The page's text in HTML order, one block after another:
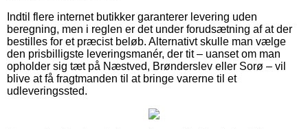
Indtil flere internet butikker garanterer levering uden
beregning, men i reglen er det under forudsætning af at der
bestilles for et præcist beløb. Alternativt skulle man vælge
den prisbilligste leveringsmanér, der tit – uanset om man
opholder sig tæt på Næstved, Brønderslev eller Sorø – vil
blive at få fragtmanden til at bringe varerne til et
udleveringssted.